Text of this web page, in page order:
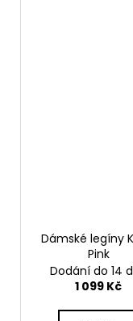
Dámské legíny
Pink
Dodání do 14
1 099 Kč